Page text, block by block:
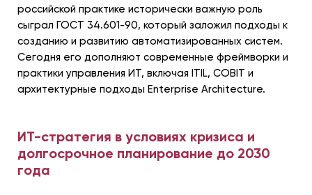
российской практике исторически важную роль
сыграл ГОСТ 34.601-90, который заложил подходы к
созданию и развитию автоматизированных систем.
Сегодня его дополняют современные фреймворки и
практики управления ИТ, включая ITIL, COBIT и
архитектурные подходы Enterprise Architecture.
ИТ-стратегия в условиях кризиса и
долгосрочное планирование до 2030
года